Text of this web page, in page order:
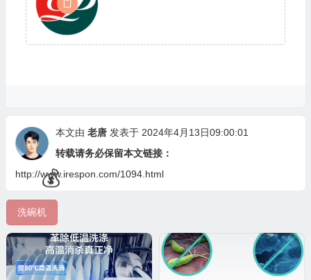
本文由 老唐发表于 2024年4月13日09:00:01
转载请务必保留本文链接：
http://www.irespon.com/1094.html
洗碗机
💰
💰